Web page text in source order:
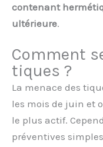
contenant
ultérieure.
Comment
tiques ?
La menace des
les mois de juin et
le plus actif.
préventives